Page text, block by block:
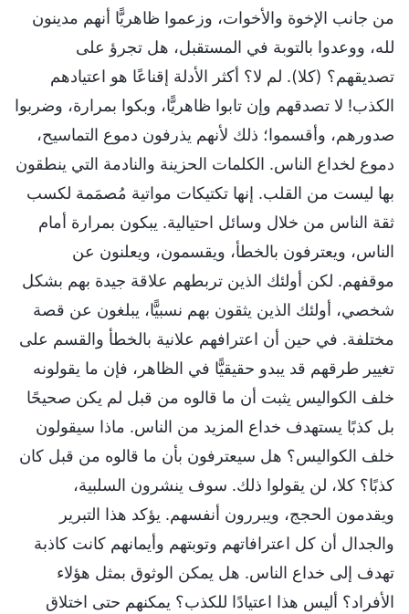
من جانب الإخوة والأخوات، وزعموا ظاهريًّا أنهم مدينون
لله، ووعدوا بالتوبة في المستقبل، هل تجرؤ على
تصديقهم؟ (كلا). لم لا؟ أكثر الأدلة إقناعًا هو اعتيادهم
الكذب! لا تصدقهم وإن تابوا ظاهريًّا، وبكوا بمرارة، وضربوا
صدورهم، وأقسموا؛ ذلك لأنهم يذرفون دموع التماسيح،
دموع لخداع الناس. الكلمات الحزينة والنادمة التي ينطقون
بها ليست من القلب. إنها تكتيكات مواتية مُصمَمة لكسب
ثقة الناس من خلال وسائل احتيالية. يبكون بمرارة أمام
الناس، ويعترفون بالخطأ، ويقسمون، ويعلنون عن
موقفهم. لكن أولئك الذين تربطهم علاقة جيدة بهم بشكل
شخصي، أولئك الذين يثقون بهم نسبيًّا، يبلغون عن قصة
مختلفة. في حين أن اعترافهم علانية بالخطأ والقسم على
تغيير طرقهم قد يبدو حقيقيًّا في الظاهر، فإن ما يقولونه
خلف الكواليس يثبت أن ما قالوه من قبل لم يكن صحيحًا
بل كذبًا يستهدف خداع المزيد من الناس. ماذا سيقولون
خلف الكواليس؟ هل سيعترفون بأن ما قالوه من قبل كان
كذبًا؟ كلا، لن يقولوا ذلك. سوف ينشرون السلبية،
ويقدمون الحجج، ويبررون أنفسهم. يؤكد هذا التبرير
والجدال أن كل اعترافاتهم وتوبتهم وأيمانهم كانت كاذبة
تهدف إلى خداع الناس. هل يمكن الوثوق بمثل هؤلاء
الأفراد؟ أليس هذا اعتيادًا للكذب؟ يمكنهم حتى اختلاق